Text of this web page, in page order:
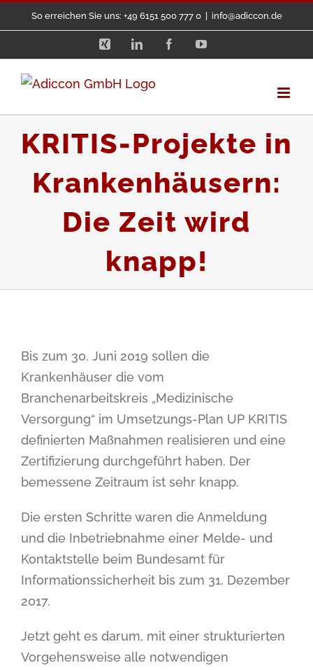
Inhalt
So erreichen Sie uns: +49 6151 500 777 0 info@adiccon.de
Xing LinkedIn FacebookYouTube
KRITIS-Projekte in
Krankenhäusern:
Die Zeit wird
knapp!
Bis zum 30. Juni 2019 sollen die
Krankenhäuser die vom
Branchenarbeitskreis „Medizinische
Versorgung“ im Umsetzungs-Plan UP KRITIS
definierten Maßnahmen realisieren und eine
Zertifizierung durchgeführt haben. Der
bemessene Zeitraum ist sehr knapp.
Die ersten Schritte waren die Anmeldung
und die Inbetriebnahme einer Melde- und
Kontaktstelle beim Bundesamt für
Informationssicherheit bis zum 31. Dezember
2017.
Jetzt geht es darum, mit einer strukturierten
Vorgehensweise alle notwendigen